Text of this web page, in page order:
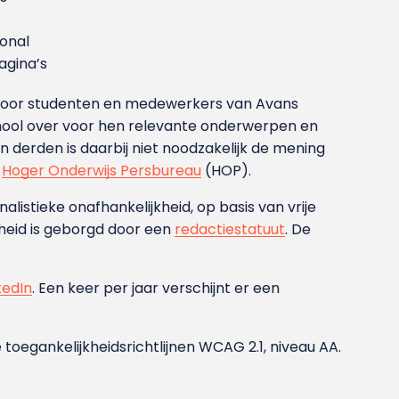
studenten en medewerkers van Avans
over voor hen relevante onderwerpen en
is daarbij niet noodzakelijk de mening
Hoger Onderwijs Persbureau (HOP).
onafhankelijkheid, op basis van vrije
is geborgd door een redactiestatuut. De
. Een keer per jaar verschijnt er een
WCAG 2.1, niveau AA.